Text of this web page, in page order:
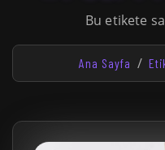
Bu etikete
Ana Sayfa